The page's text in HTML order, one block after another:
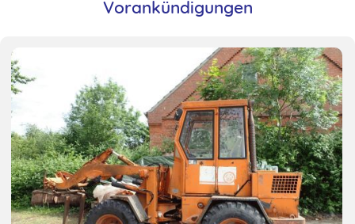
Vorankündigungen